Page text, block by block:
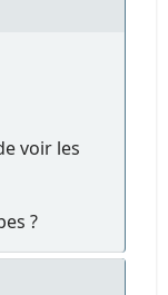
voir les
?